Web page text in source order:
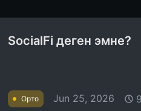
SocialFi деген эмне?
Орто Jun 25, 2026